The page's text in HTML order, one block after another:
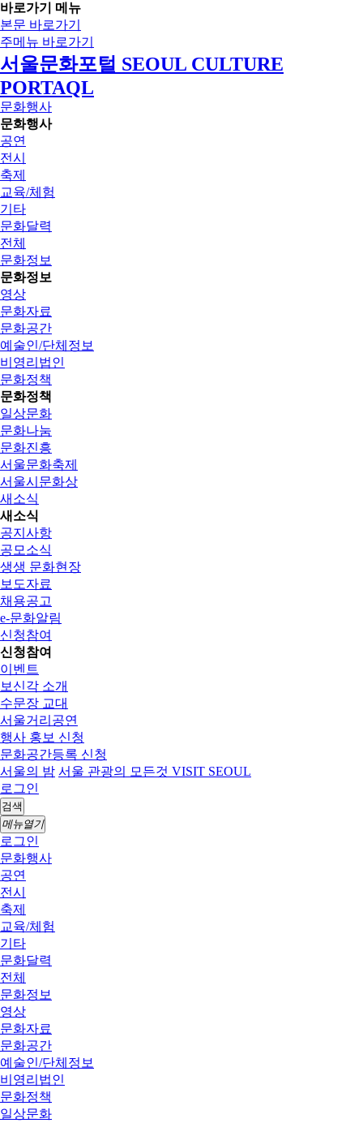
바로가기 메뉴
본문 바로가기
주메뉴 바로가기
서울문화포털 SEOUL CULTURE
PORTAQL
문화행사
문화행사
공연
전시
축제
교육/체험
기타
문화달력
전체
문화정보
문화정보
영상
문화자료
문화공간
예술인/단체정보
비영리법인
문화정책
문화정책
일상문화
문화나눔
문화진흥
서울문화축제
서울시문화상
새소식
새소식
공지사항
공모소식
생생 문화현장
보도자료
채용공고
e-문화알림
신청참여
신청참여
이벤트
보신각 소개
수문장 교대
서울거리공연
행사 홍보 신청
문화공간등록 신청
서울의 밤 서울 관광의 모든것 VISIT SEOUL
로그인
검색
메뉴열기
로그인
문화행사
공연
전시
축제
교육/체험
기타
문화달력
전체
문화정보
영상
문화자료
문화공간
예술인/단체정보
비영리법인
문화정책
일상문화